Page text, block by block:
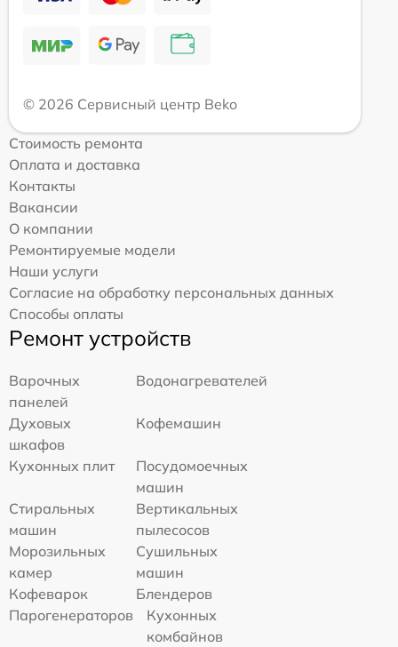
© 2026 Сервисный центр Beko
Стоимость ремонта
Оплата и доставка
Контакты
Вакансии
О компании
Ремонтируемые модели
Наши услуги
Согласие на обработку персональных данных
Способы оплаты
Ремонт устройств
Варочных
панелей
Водонагревателей
Духовых
шкафов
Кофемашин
Кухонных плит
Посудомоечных
машин
Стиральных
машин
Вертикальных
пылесосов
Морозильных
камер
Сушильных
машин
Кофеварок
Блендеров
Парогенераторов
Кухонных
комбайнов